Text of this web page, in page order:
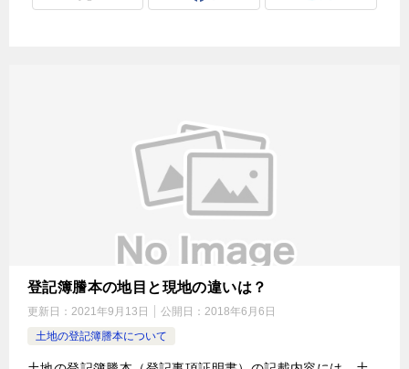
登記簿謄本の地目と現地の違いは？
更新日： 2021年9月13日 公開日： 2018年6月6日
土地の登記簿謄本について